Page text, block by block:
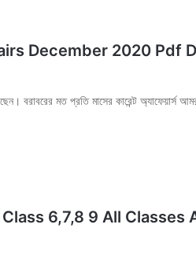
2020 Pdf
বরাবরের মত প্রতি মাসের কারেন্ট অ্যাফেয়ার্স
6,7,8 9 All Classes